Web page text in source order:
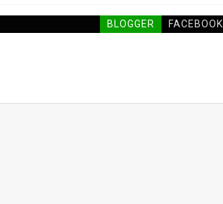
BLOGGER FACEBOOK